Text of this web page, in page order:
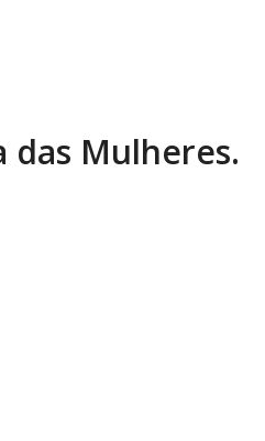
das Mulheres.